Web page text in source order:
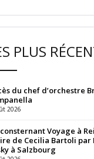
PLUS
du chef d’orchestre
2026
Voyage à
de Cecilia Bartoli par
à Salzbourg